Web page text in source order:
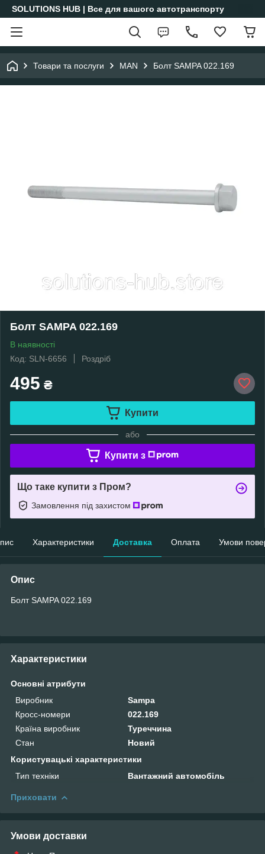
SOLUTIONS HUB | Все для вашого автотранспорту
Товари та послуги MAN Болт SAMPA 022.169
Болт SAMPA 022.169
В наявності
Код: SLN-6656
Роздріб
495 ₴
Купити
або
Купити з
Що таке купити з Пром?
Замовлення під захистом
Характеристики Доставка Оплата Умови
Опис
Болт SAMPA 022.169
Характеристики
Основні атрибути
Виробник
Sampa
Кросс-номери
022.169
Країна виробник
Туреччина
Стан
Новий
Користувацькі характеристики
Тип техніки
Вантажний автомобіль
Приховати
Умови доставки